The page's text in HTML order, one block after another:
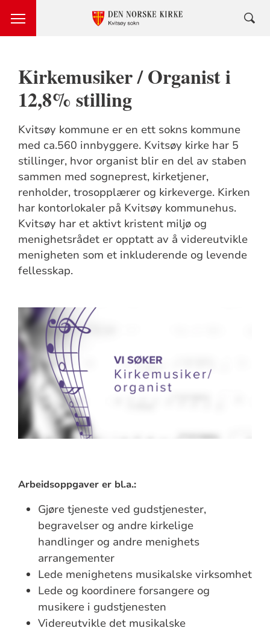
Kirkemusiker / Organist i
12,8% stilling
Kvitsøy kommune er en ett sokns kommune
med ca.560 innbyggere. Kvitsøy kirke har 5
stillinger, hvor organist blir en del av staben
sammen med sogneprest, kirketjener,
renholder, trosopplærer og kirkeverge. Kirken
har kontorlokaler på Kvitsøy kommunehus.
Kvitsøy har et aktivt kristent miljø og
menighetsrådet er opptatt av å videreutvikle
menigheten som et inkluderende og levende
fellesskap.
Arbeidsoppgaver er bl.a.:
Gjøre tjeneste ved gudstjenester,
begravelser og andre kirkelige
handlinger og andre menighets
arrangementer
Lede menighetens musikalske virksomhet
Lede og koordinere forsangere og
musikere i gudstjenesten
Videreutvikle det musikalske